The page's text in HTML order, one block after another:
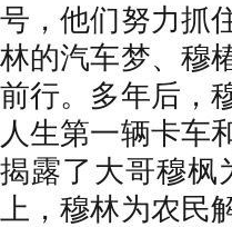
号，他们努力抓
林的汽车梦、穆
前行。多年后，
人生第一辆卡车
揭露了大哥穆枫
上，穆林为农